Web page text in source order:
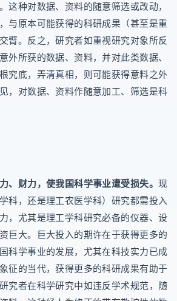
这种对数据、资料的随意筛选或改动，
与原本可能获得的科研成果（甚至是重
臂。反之，研究者如重视研究对象所反
外所获的数据、资料，并对此类数据、
究底，弄清真相，则可能获得意料之外
，对数据、资料作随意加工、筛选是科
、财力，使我国科学事业遭受损失。 现
科，还是理工农医学科）研究都需投入
，尤其是理工学科研究必备的仪器、设
巨大。巨大投入的期许在于获得更多的
科学事业的发展，尤其在科技实力已成
征的当代，获得更多的科研成果有助于
究者在科学研究中如违反学术规范，随